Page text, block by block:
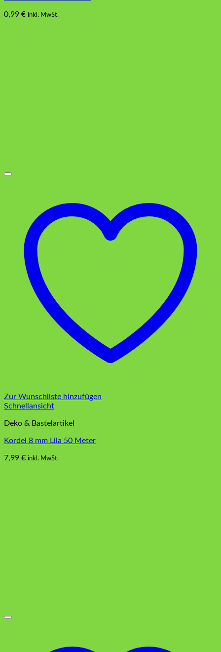
0,99 € inkl. MwSt.
Zur Wunschliste hinzufügen
Schnellansicht
Deko & Bastelartikel
Kordel 8 mm Lila 50 Meter
7,99 € inkl. MwSt.